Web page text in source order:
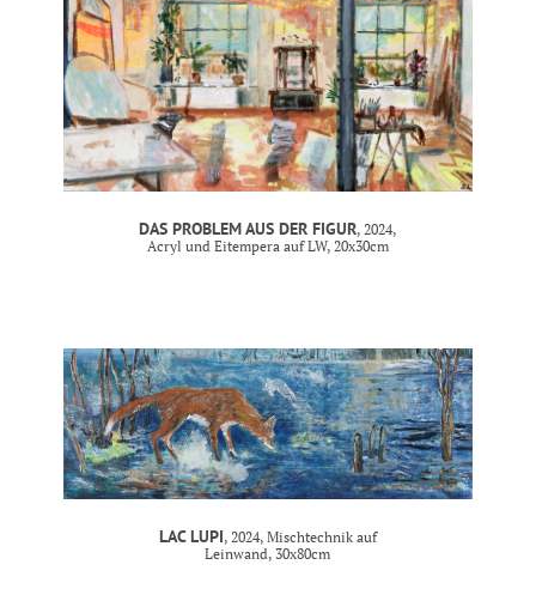
DAS PROBLEM AUS DER FIGUR, 2024,
Acryl und Eitempera auf LW, 20x30cm
LAC LUPI, 2024, Mischtechnik auf
Leinwand, 30x80cm